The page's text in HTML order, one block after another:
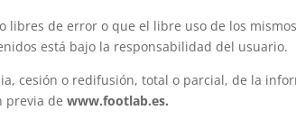
libres de error o que el libre uso de los
está bajo la responsabilidad del usuario.
cesión o redifusión, total o parcial, de la
previa dewww.footlab.es.